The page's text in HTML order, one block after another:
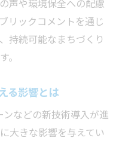
声や環境保全への配慮
リックコメントを通じ
持続可能なまちづくり
。
る影響とは
などの新技術導入が進
大きな影響を与えてい